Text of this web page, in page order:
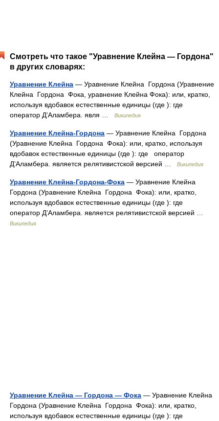
Смотреть что такое "Уравнение Клейна — Гордона"
в других словарях:
Уравнение Клейна — Уравнение Клейна Гордона (Уравнение
Клейна Гордона Фока, уравнение Клейна Фока): или, кратко,
используя вдобавок естественные единицы (где ): где
оператор Д’Аламбера. явля …
Википедия
Уравнение Клейна-Гордона — Уравнение Клейна Гордона
(Уравнение Клейна Гордона Фока): или, кратко, используя
вдобавок естественные единицы (где ): где оператор
Д’Аламбера. является релятивистской версией …
Википедия
Уравнение Клейна-Гордона-Фока — Уравнение Клейна
Гордона (Уравнение Клейна Гордона Фока): или, кратко,
используя вдобавок естественные единицы (где ): где
оператор Д’Аламбера. является релятивистской версией …
Википедия
Уравнение Клейна — Гордона — Фока — Уравнение Клейна
Гордона (Уравнение Клейна Гордона Фока): или, кратко,
используя вдобавок естественные единицы (где ): где